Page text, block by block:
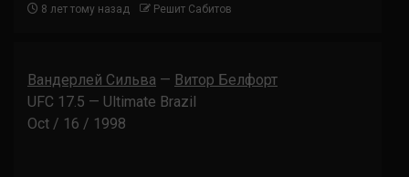
8 лет тому назад Решит Сабитов
Вандерлей Сильва — Витор Белфорт
UFC 17.5 — Ultimate Brazil
Oct / 16 / 1998